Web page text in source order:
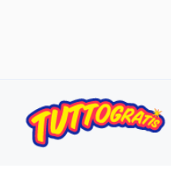
contenuto